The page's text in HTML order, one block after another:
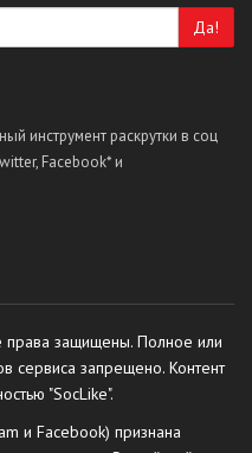
Да!
инструмент раскрутки в соц
Facebook* и
защищены. Полное или
сервиса запрещено. Контент
"SocLike".
и Facebook) признана